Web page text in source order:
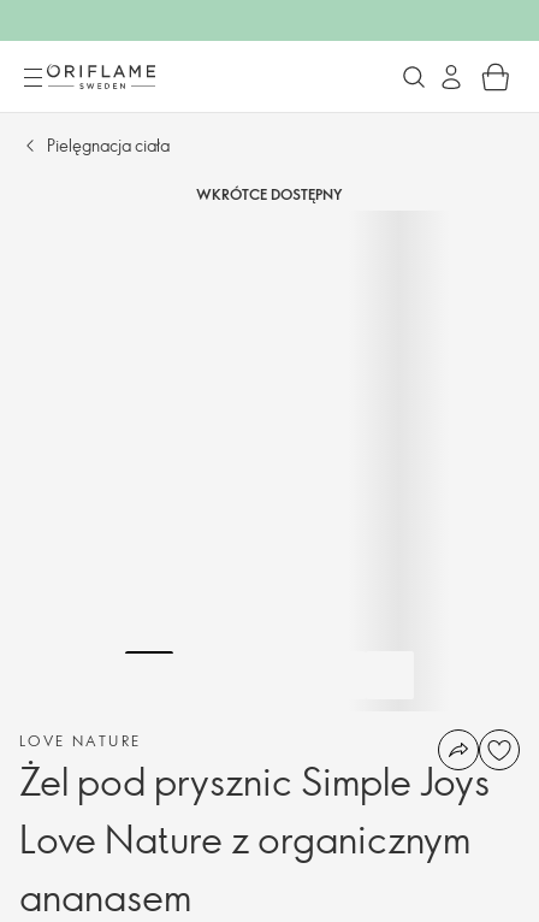
Pielęgnacja ciała
WKRÓTCE DOSTĘPNY
LOVE NATURE
Żel pod prysznic Simple Joys
Love Nature z organicznym
ananasem